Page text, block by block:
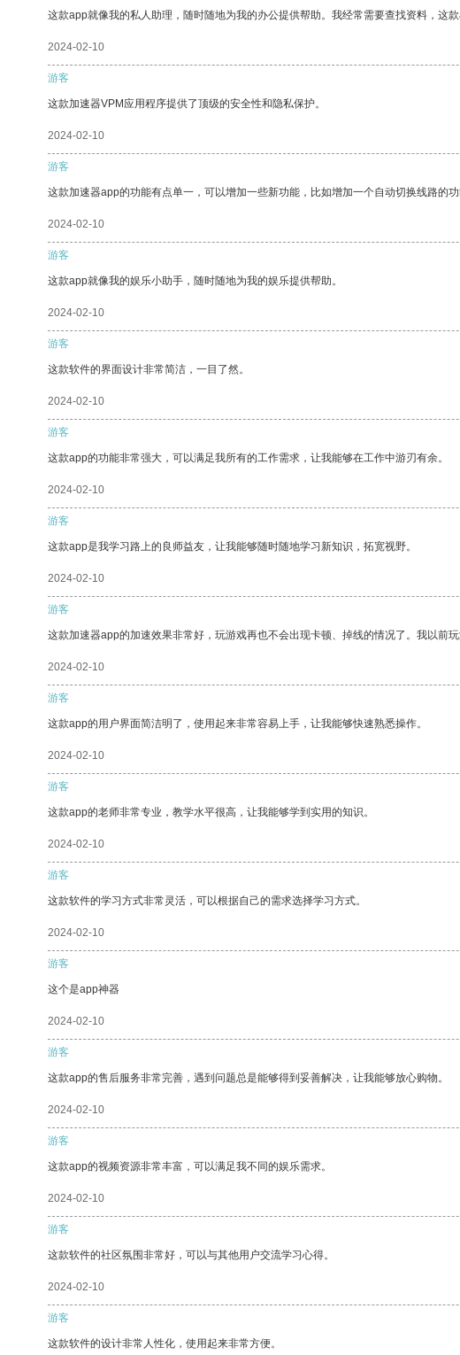
这款app就像我的私人助理，随时随地为我的办公提供帮助。我经常需要查找资料，这
2024-02-10
游客
这款加速器VPM应用程序提供了顶级的安全性和隐私保护。
2024-02-10
游客
这款加速器app的功能有点单一，可以增加一些新功能，比如增加一个自动切换线路的功
2024-02-10
游客
这款app就像我的娱乐小助手，随时随地为我的娱乐提供帮助。
2024-02-10
游客
这款软件的界面设计非常简洁，一目了然。
2024-02-10
游客
这款app的功能非常强大，可以满足我所有的工作需求，让我能够在工作中游刃有余。
2024-02-10
游客
这款app是我学习路上的良师益友，让我能够随时随地学习新知识，拓宽视野。
2024-02-10
游客
这款加速器app的加速效果非常好，玩游戏再也不会出现卡顿、掉线的情况了。我以前
2024-02-10
游客
这款app的用户界面简洁明了，使用起来非常容易上手，让我能够快速熟悉操作。
2024-02-10
游客
这款app的老师非常专业，教学水平很高，让我能够学到实用的知识。
2024-02-10
游客
这款软件的学习方式非常灵活，可以根据自己的需求选择学习方式。
2024-02-10
游客
这个是app神器
2024-02-10
游客
这款app的售后服务非常完善，遇到问题总是能够得到妥善解决，让我能够放心购物。
2024-02-10
游客
这款app的视频资源非常丰富，可以满足我不同的娱乐需求。
2024-02-10
游客
这款软件的社区氛围非常好，可以与其他用户交流学习心得。
2024-02-10
游客
这款软件的设计非常人性化，使用起来非常方便。